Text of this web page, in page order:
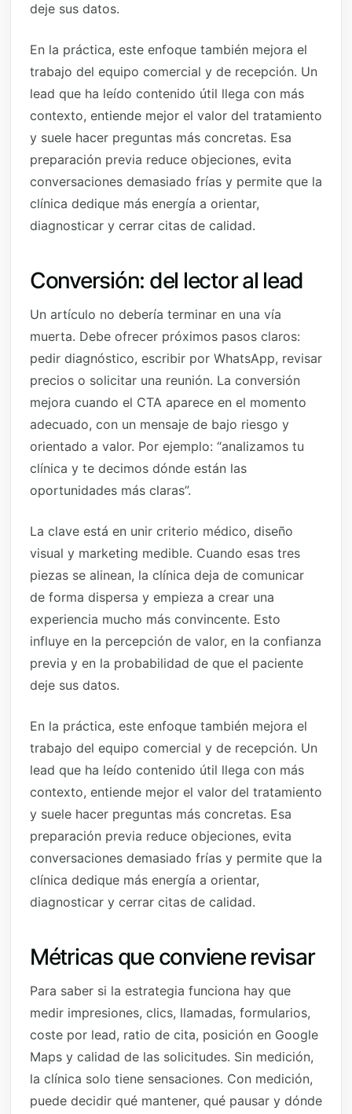
deje sus datos.
En la práctica, este enfoque también mejora el
trabajo del equipo comercial y de recepción. Un
lead que ha leído contenido útil llega con más
contexto, entiende mejor el valor del tratamiento
y suele hacer preguntas más concretas. Esa
preparación previa reduce objeciones, evita
conversaciones demasiado frías y permite que la
clínica dedique más energía a orientar,
diagnosticar y cerrar citas de calidad.
Conversión: del lector al lead
Un artículo no debería terminar en una vía
muerta. Debe ofrecer próximos pasos claros:
pedir diagnóstico, escribir por WhatsApp, revisar
precios o solicitar una reunión. La conversión
mejora cuando el CTA aparece en el momento
adecuado, con un mensaje de bajo riesgo y
orientado a valor. Por ejemplo: “analizamos tu
clínica y te decimos dónde están las
oportunidades más claras”.
La clave está en unir criterio médico, diseño
visual y marketing medible. Cuando esas tres
piezas se alinean, la clínica deja de comunicar
de forma dispersa y empieza a crear una
experiencia mucho más convincente. Esto
influye en la percepción de valor, en la confianza
previa y en la probabilidad de que el paciente
deje sus datos.
En la práctica, este enfoque también mejora el
trabajo del equipo comercial y de recepción. Un
lead que ha leído contenido útil llega con más
contexto, entiende mejor el valor del tratamiento
y suele hacer preguntas más concretas. Esa
preparación previa reduce objeciones, evita
conversaciones demasiado frías y permite que la
clínica dedique más energía a orientar,
diagnosticar y cerrar citas de calidad.
Métricas que conviene revisar
Para saber si la estrategia funciona hay que
medir impresiones, clics, llamadas, formularios,
coste por lead, ratio de cita, posición en Google
Maps y calidad de las solicitudes. Sin medición,
la clínica solo tiene sensaciones. Con medición,
puede decidir qué mantener, qué pausar y dónde